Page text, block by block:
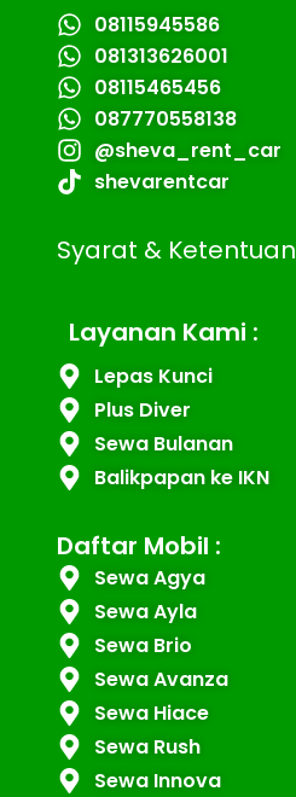
08115945586
081313626001
08115465456
087770558138
@sheva_rent_car
shevarentcar
Syarat & Ketentuan
Layanan Kami :
Lepas Kunci
Plus Diver
Sewa Bulanan
Balikpapan ke IKN
Daftar Mobil :
Sewa Agya
Sewa Ayla
Sewa Brio
Sewa Avanza
Sewa Hiace
Sewa Rush
Sewa Innova